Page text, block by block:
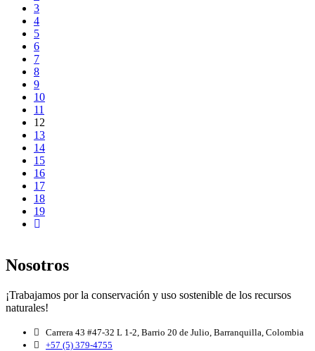
3
4
5
6
7
8
9
10
11
12
13
14
15
16
17
18
19
Nosotros
¡Trabajamos por la conservación y uso sostenible de los recursos
naturales!
Carrera 43 #47-32 L 1-2, Barrio 20 de Julio, Barranquilla, Colombia
+57 (5) 379-4755